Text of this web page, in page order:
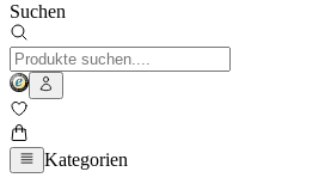
Suchen
Kategorien